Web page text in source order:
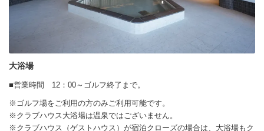
大浴場
■営業時間 12：00～ゴルフ終了まで。
※ゴルフ場をご利用の方のみご利用可能です。
※クラブハウス大浴場は温泉ではございません。
※クラブハウス（ゲストハウス）が宿泊クローズの場合は、大浴場もク